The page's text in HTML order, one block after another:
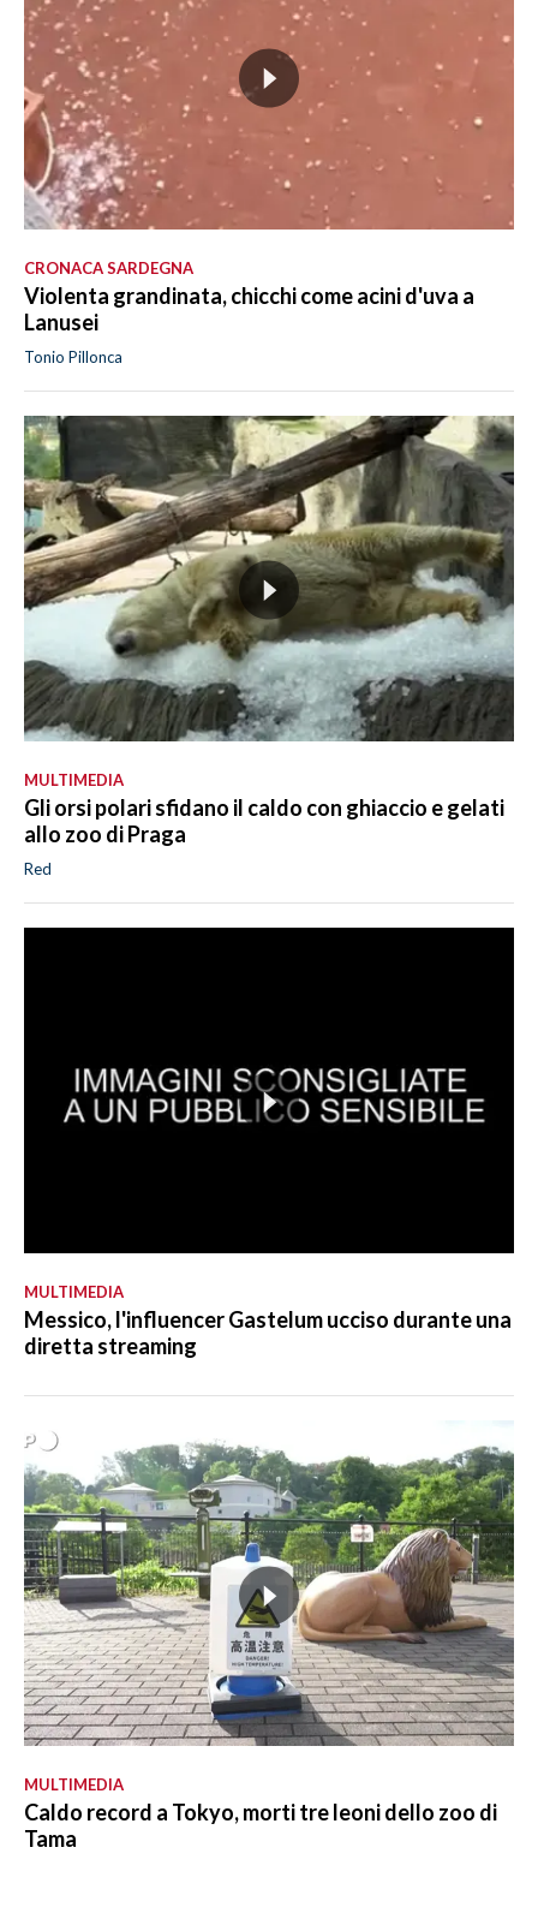
CRONACA SARDEGNA
Violenta grandinata, chicchi come acini d'uva a
Lanusei
Tonio Pillonca
MULTIMEDIA
Gli orsi polari sfidano il caldo con ghiaccio e gelati
allo zoo di Praga
Red
MULTIMEDIA
Messico, l'influencer Gastelum ucciso durante una
diretta streaming
MULTIMEDIA
Caldo record a Tokyo, morti tre leoni dello zoo di
Tama